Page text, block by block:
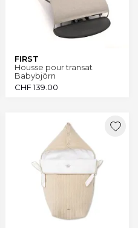
FIRST
Housse pour transat
Babybjörn
CHF139.00